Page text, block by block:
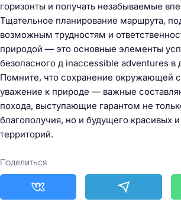
горизонты и получать незабываемые
Тщательное планирование маршрута,
возможным трудностям и
природой — это основные элементы
безопасного д inaccessible adventures в
Помните, что сохранение окружающей
уважение к природе — важные
похода, выступающие гарантом не
благополучия, но и будущего красивых
территорий.
Поделиться